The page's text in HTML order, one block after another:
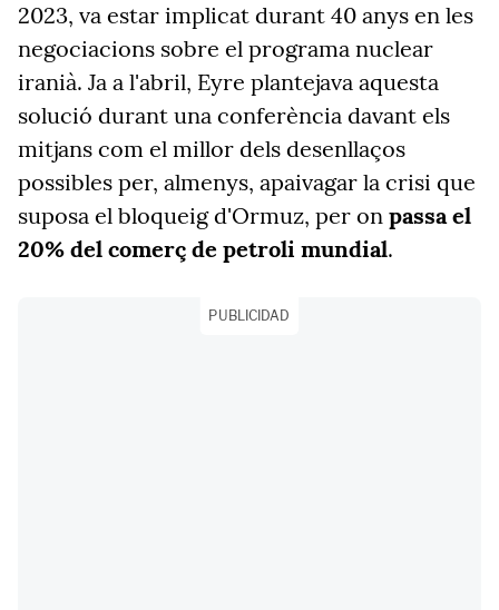
2023, va estar implicat durant 40 anys en les
negociacions sobre el programa nuclear
iranià. Ja a l'abril, Eyre plantejava aquesta
solució durant una conferència davant els
mitjans com el millor dels desenllaços
possibles per, almenys, apaivagar la crisi que
suposa el bloqueig d'Ormuz, per on passa el
20% del comerç de petroli mundial.
PUBLICIDAD